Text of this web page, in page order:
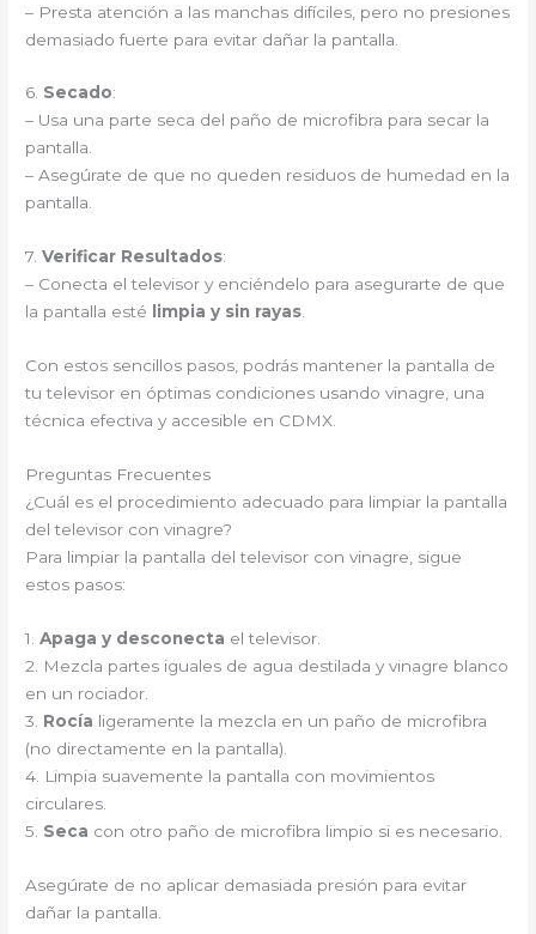
– Presta atención a las manchas difíciles, pero no presiones
demasiado fuerte para evitar dañar la pantalla.
6. Secado:
– Usa una parte seca del paño de microfibra para secar la
pantalla.
– Asegúrate de que no queden residuos de humedad en la
pantalla.
7.Verificar Resultados:
– Conecta el televisor y enciéndelo para asegurarte de que
la pantalla esté
limpia y sin rayas.
Con estos sencillos pasos, podrás mantener la pantalla de
tu televisor en óptimas condiciones usando vinagre, una
técnica efectiva y accesible en CDMX.
Preguntas Frecuentes
¿Cuál es el procedimiento adecuado para limpiar la pantalla
del televisor con vinagre?
Para limpiar la pantalla del televisor con vinagre, sigue
estos pasos:
1.Apaga y desconecta el televisor.
2. Mezcla partes iguales de agua destilada y vinagre blanco
en un rociador.
3. Rocía ligeramente la mezcla en un paño de microfibra
(no directamente en la pantalla).
4. Limpia suavemente la pantalla con movimientos
circulares.
5. Seca con otro paño de microfibra limpio si es necesario.
Asegúrate de no aplicar demasiada presión para evitar
dañar la pantalla.